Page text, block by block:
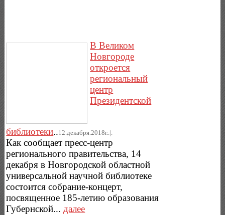
В Великом
Новгороде
откроется
региональный
центр
Президентской
библиотеки..12.декабря.2018г..|.
Как сообщает пресс-центр
регионального правительства, 14
декабря в Новгородской областной
универсальной научной библиотеке
состоится собрание-концерт,
посвященное 185-летию образования
Губернской...далее